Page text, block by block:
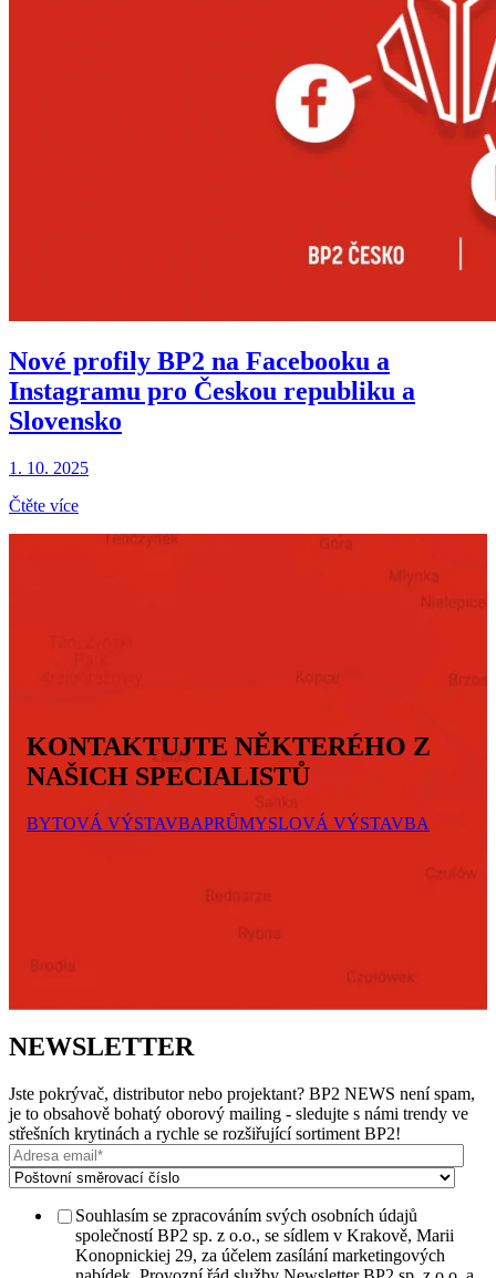
Nové profily BP2 na Facebooku a
Instagramu pro Českou republiku a
Slovensko
1. 10. 2025
Čtěte více
KONTAKTUJTE NĚKTERÉHO Z
NAŠICH SPECIALISTŮ
BYTOVÁ VÝSTAVBAPRŮMYSLOVÁ VÝSTAVBA
NEWSLETTER
Jste pokrývač, distributor nebo projektant? BP2 NEWS není spam,
je to obsahově bohatý oborový mailing - sledujte s námi trendy ve
střešních krytinách a rychle se rozšiřující sortiment BP2!
Souhlasím se zpracováním svých osobních údajů
společností BP2 sp. z o.o., se sídlem v Krakově, Marii
Konopnickiej 29, za účelem zasílání marketingových